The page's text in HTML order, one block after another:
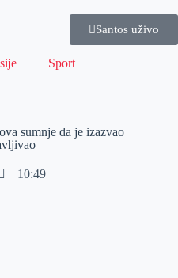
Santos uživo
Sport
sumnje da je izazvao
10:49